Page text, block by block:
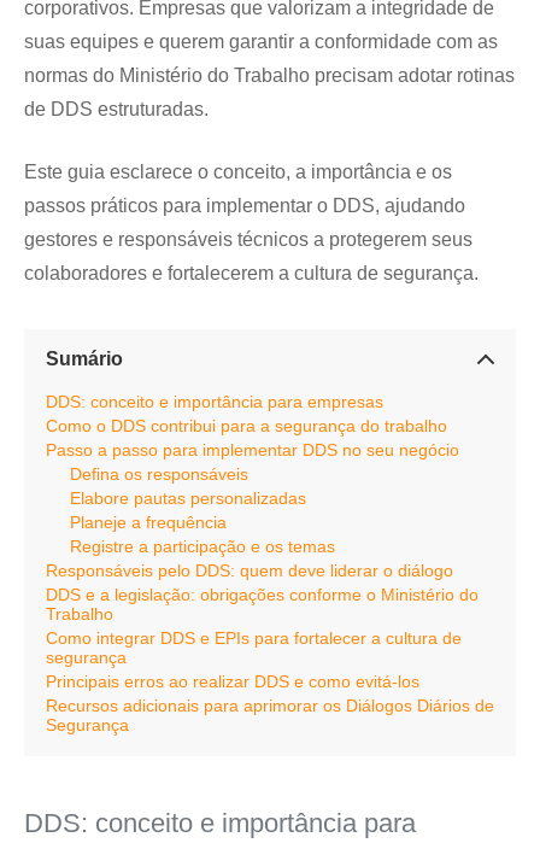
corporativos. Empresas que valorizam a integridade de
suas equipes e querem garantir a conformidade com as
normas do Ministério do Trabalho precisam adotar rotinas
de DDS estruturadas.
Este guia esclarece o conceito, a importância e os
passos práticos para implementar o DDS, ajudando
gestores e responsáveis técnicos a protegerem seus
colaboradores e fortalecerem a cultura de segurança.
Sumário
DDS: conceito e importância para empresas
Como o DDS contribui para a segurança do trabalho
Passo a passo para implementar DDS no seu negócio
Defina os responsáveis
Elabore pautas personalizadas
Planeje a frequência
Registre a participação e os temas
Responsáveis pelo DDS: quem deve liderar o diálogo
DDS e a legislação: obrigações conforme o Ministério do
Trabalho
Como integrar DDS e EPIs para fortalecer a cultura de
segurança
Principais erros ao realizar DDS e como evitá-los
Recursos adicionais para aprimorar os Diálogos Diários de
Segurança
DDS: conceito e importância para